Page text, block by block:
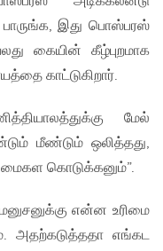
இது பொஸ்பரஸ்
கையின் கீழ்புறமாக
காட்டுகிறார்.
மேல்
மீண்டும் ஒலித்தது,
கொடுக்கனும்”.
என்ன உரிமை
அதற்கடுத்ததா எங்கட